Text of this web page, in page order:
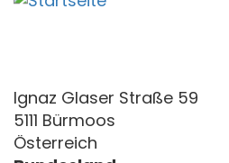
Direkt
Ignaz Glaser Straße 59
5111 Bürmoos
Österreich